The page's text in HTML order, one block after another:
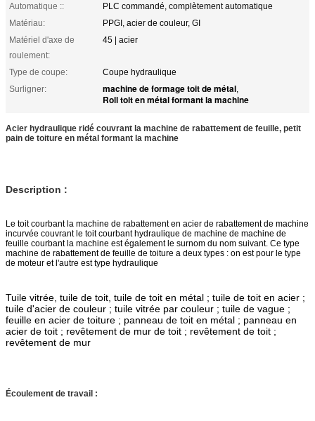
Automatique ::
PLC commandé, complètement automatique
Matériau:
PPGI, acier de couleur, GI
Matériel d'axe de
roulement:
45 | acier
Type de coupe:
Coupe hydraulique
Surligner:
machine de formage toit de métal,
Roll toit en métal formant la machine
Acier hydraulique ridé couvrant la machine de rabattement de feuille, petit
pain de toiture en métal formant la machine
Description :
Le toit courbant la machine de rabattement en acier de rabattement de machine
incurvée couvrant le toit courbant hydraulique de machine de machine de
feuille courbant la machine est également le surnom du nom suivant. Ce type
machine de rabattement de feuille de toiture a deux types : on est pour le type
de moteur et l'autre est type hydraulique
Tuile vitrée, tuile de toit, tuile de toit en métal ; tuile de toit en acier ;
tuile d'acier de couleur ; tuile vitrée par couleur ; tuile de vague ;
feuille en acier de toiture ; panneau de toit en métal ; panneau en
acier de toit ; revêtement de mur de toit ; revêtement de toit ;
revêtement de mur
Écoulement de travail :